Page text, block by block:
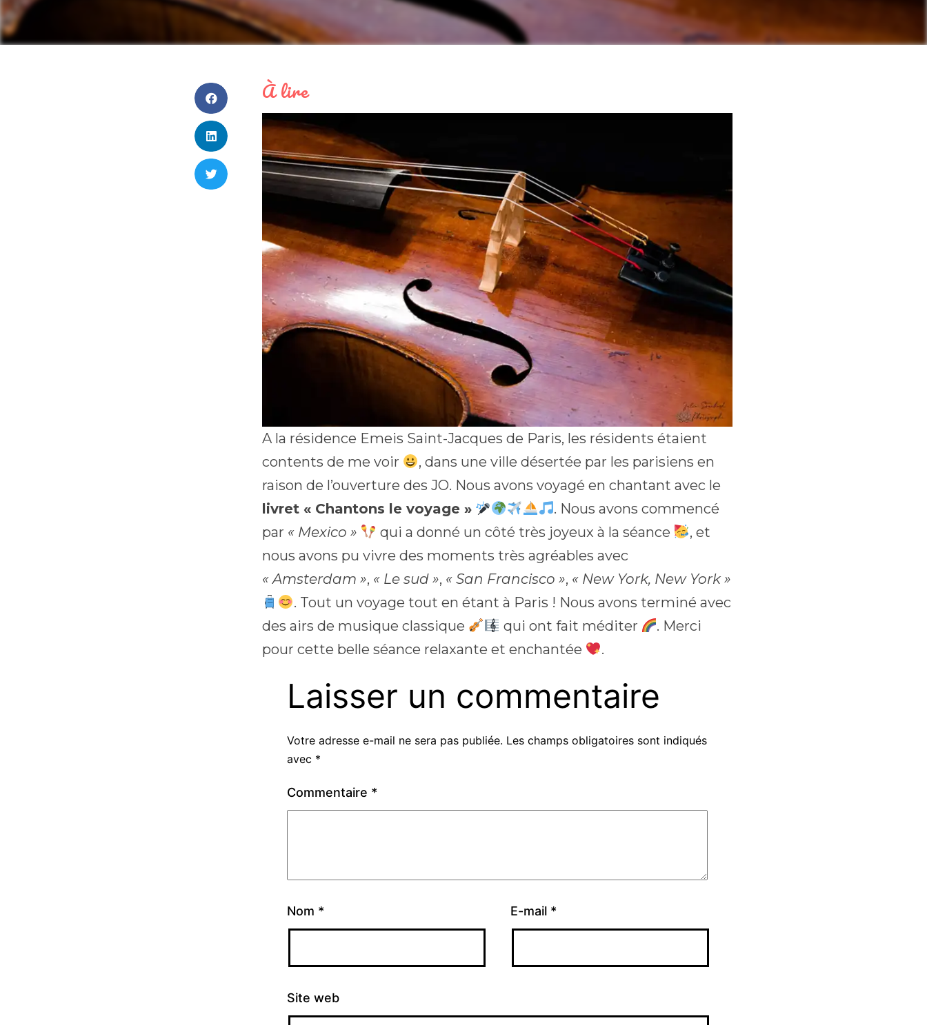
À lire
A la résidence Emeis Saint-Jacques de Paris, les résidents étaient
contents de me voir
, dans une ville désertée par les parisiens en
raison de l’ouverture des JO. Nous avons voyagé en chantant avec le
livret « Chantons le voyage »
. Nous avons commencé
par « Mexico » qui a donné un côté très joyeux à la séance
, et
nous avons pu vivre des moments très agréables avec
« Amsterdam », « Le sud », « San Francisco », « New York, New York »
. Tout un voyage tout en étant à Paris ! Nous avons terminé avec
des airs de musique classique
qui ont fait méditer
. Merci
pour cette belle séance relaxante et enchantée
.
Laisser un commentaire
Votre adresse e-mail ne sera pas publiée. Les champs obligatoires sont indiqués
avec *
Commentaire *
Nom * E-mail *
Site web